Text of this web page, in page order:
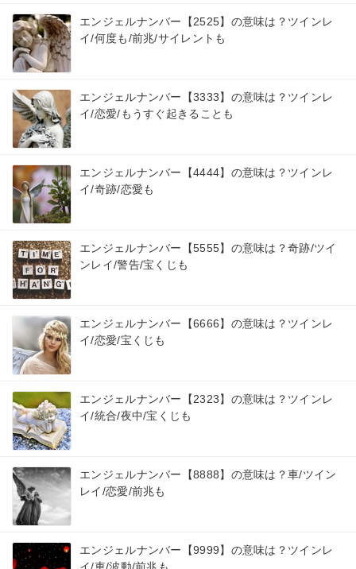
エンジェルナンバー【2525】の意味は？ツインレ
イ/何度も/前兆/サイレントも
エンジェルナンバー【3333】の意味は？ツインレ
イ/恋愛/もうすぐ起きることも
エンジェルナンバー【4444】の意味は？ツインレ
イ/奇跡/恋愛も
エンジェルナンバー【5555】の意味は？奇跡/ツイ
ンレイ/警告/宝くじも
エンジェルナンバー【6666】の意味は？ツインレ
イ/恋愛/宝くじも
エンジェルナンバー【2323】の意味は？ツインレ
イ/統合/夜中/宝くじも
エンジェルナンバー【8888】の意味は？車/ツイン
レイ/恋愛/前兆も
エンジェルナンバー【9999】の意味は？ツインレ
イ/車/波動/前兆も